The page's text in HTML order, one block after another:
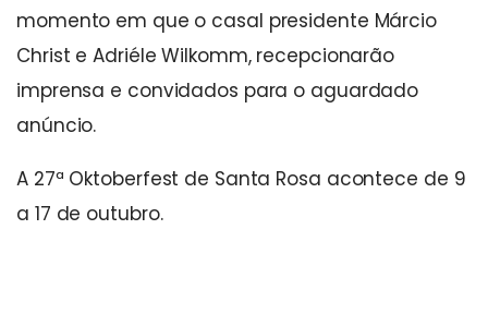
momento em que o casal presidente Márcio
Christ e Adriéle Wilkomm, recepcionarão
imprensa e convidados para o aguardado
anúncio.
A 27ª Oktoberfest de Santa Rosa acontece de 9
a 17 de outubro.